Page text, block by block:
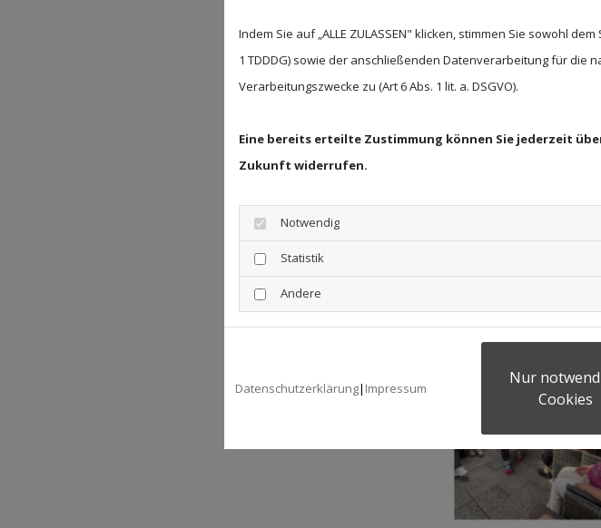
Indem Sie auf „ALLE ZULASSEN" klicken, stimmen Sie sowohl
1 TDDDG) sowie der anschließenden Datenverarbeitung für die
Verarbeitungszwecke zu (Art 6 Abs. 1 lit. a. DSGVO).
Eine bereits erteilte Zustimmung können Sie jederzeit
Zukunft widerrufen.
Notwendig
Statistik
Andere
Datenschutzerklärung| Impressum
Nur
Cookies